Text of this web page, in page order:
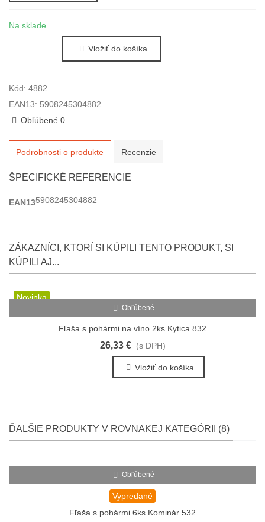
Na sklade
Vložiť do košíka
Kód: 4882
EAN13: 5908245304882
Obľúbené 0
Podrobnosti o produkte Recenzie
ŠPECIFICKÉ REFERENCIE
EAN135908245304882
ZÁKAZNÍCI, KTORÍ SI KÚPILI TENTO PRODUKT, SI
KÚPILI AJ...
Novinka
Obľúbené
Fľaša s pohármi na víno 2ks Kytica 832
26,33 € (s DPH)
Vložiť do košíka
ĎALŠIE PRODUKTY V ROVNAKEJ KATEGÓRII (8)
Obľúbené
Vypredané
Fľaša s pohármi 6ks Kominár 532